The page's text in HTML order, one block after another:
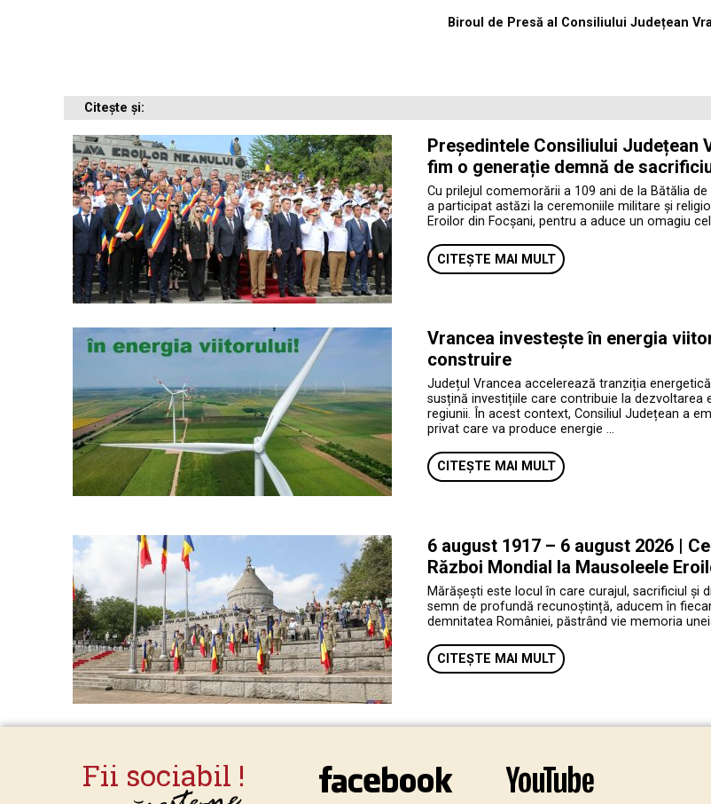
Biroul de Presă al Consiliului Județean
Citește și:
Președintele Consiliului Județean
fim o generație demnă de
Cu prilejul comemorării a 109 ani de la Bătălia
a participat astăzi la ceremoniile militare și
Eroilor din Focșani, pentru a aduce un omagiu
CITEȘTE MAI MULT
Vrancea investește în energia
construire
Județul Vrancea accelerează tranziția
susțină investițiile care contribuie la
regiunii. În acest context, Consiliul Județean a
privat care va produce energie …
CITEȘTE MAI MULT
6 august 1917 – 6 august 2026 |
Război Mondial la Mausoleele
Mărășești este locul în care curajul, sacrificiul și
semn de profundă recunoștință, aducem în
demnitatea României, păstrând vie memoria
CITEȘTE MAI MULT